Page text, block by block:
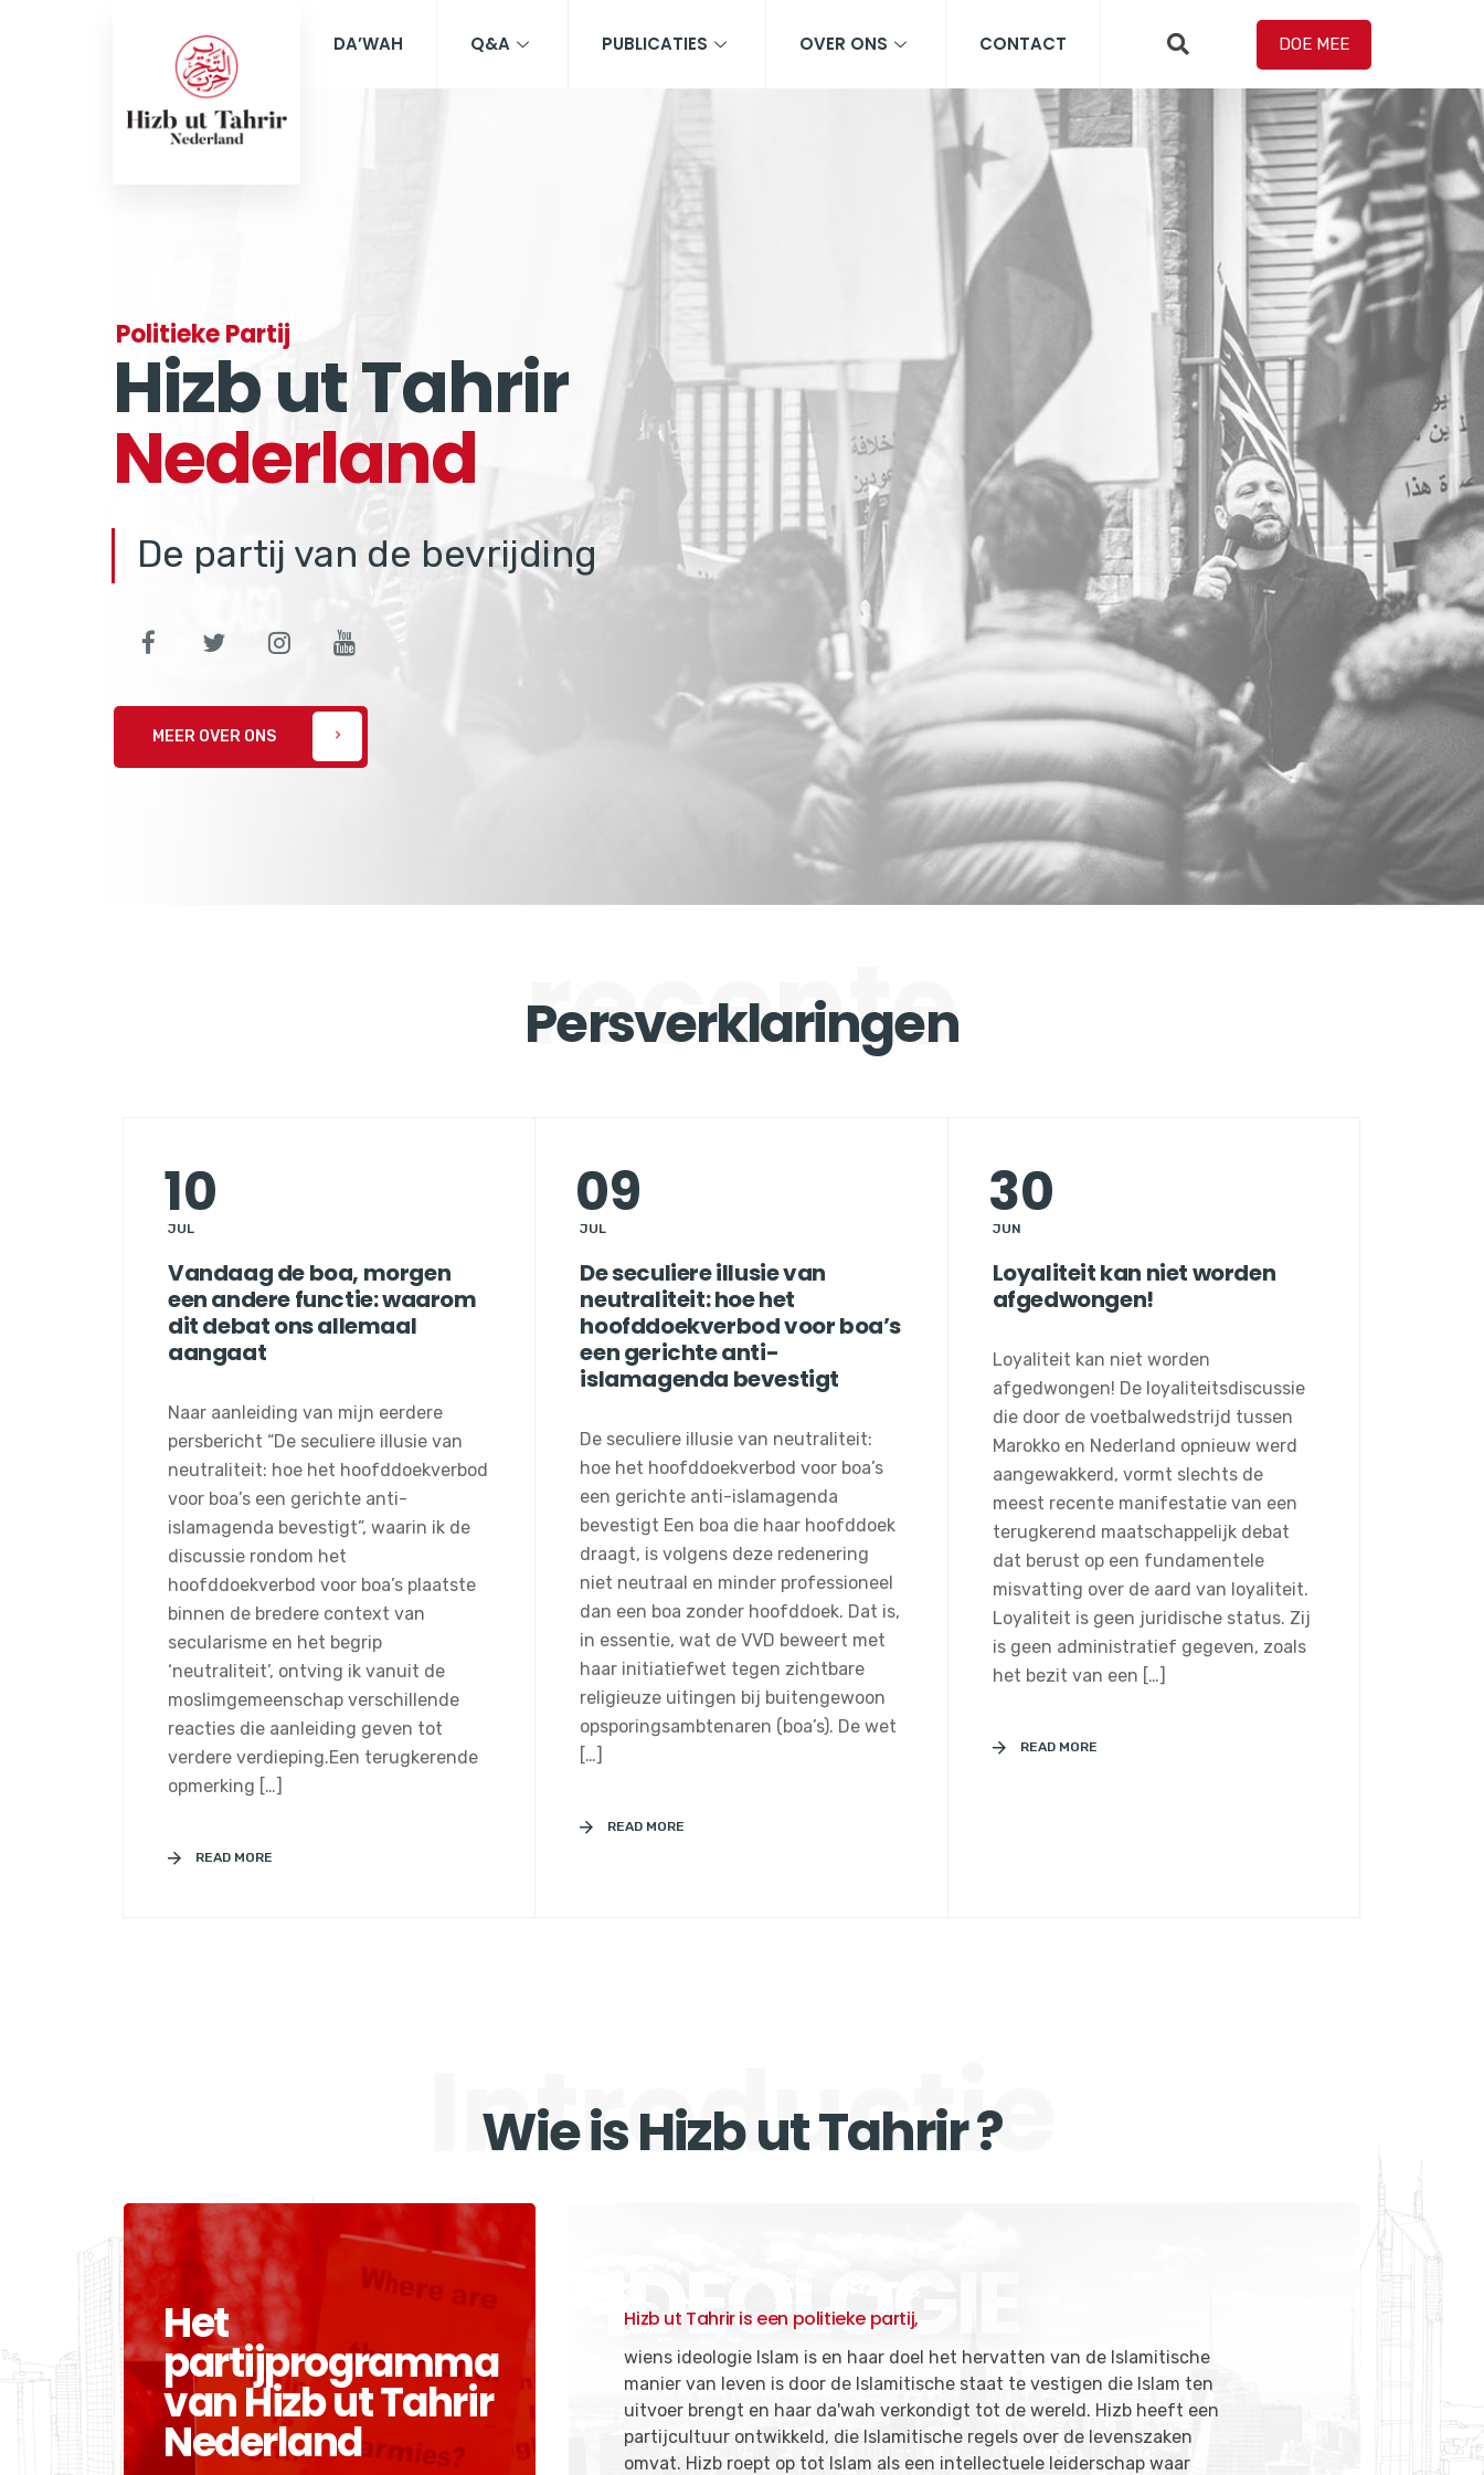
DA’WAH Q&A PUBLICATIES OVER ONS CONTACT DOE MEE
Politieke Partij
Hizb ut Tahrir
Nederland
De partij van de bevrijding
MEER OVER ONS chevron_right
recente
Persverklaringen
10
JUL
Vandaag de boa, morgen
een andere functie: waarom
dit debat ons allemaal
aangaat
Naar aanleiding van mijn eerdere
persbericht “De seculiere illusie van
neutraliteit: hoe het hoofddoekverbod
voor boa’s een gerichte anti-
islamagenda bevestigt”, waarin ik de
discussie rondom het
hoofddoekverbod voor boa’s plaatste
binnen de bredere context van
secularisme en het begrip
‘neutraliteit’, ontving ik vanuit de
moslimgemeenschap verschillende
reacties die aanleiding geven tot
verdere verdieping.Een terugkerende
opmerking […]
READ MORE
09
JUL
De seculiere illusie van
neutraliteit: hoe het
hoofddoekverbod voor boa’s
een gerichte anti-
islamagenda bevestigt
De seculiere illusie van neutraliteit:
hoe het hoofddoekverbod voor boa’s
een gerichte anti-islamagenda
bevestigt Een boa die haar hoofddoek
draagt, is volgens deze redenering
niet neutraal en minder professioneel
dan een boa zonder hoofddoek. Dat is,
in essentie, wat de VVD beweert met
haar initiatiefwet tegen zichtbare
religieuze uitingen bij buitengewoon
opsporingsambtenaren (boa’s). De wet
[…]
READ MORE
30
JUN
Loyaliteit kan niet worden
afgedwongen!
Loyaliteit kan niet worden
afgedwongen! De loyaliteitsdiscussie
die door de voetbalwedstrijd tussen
Marokko en Nederland opnieuw werd
aangewakkerd, vormt slechts de
meest recente manifestatie van een
terugkerend maatschappelijk debat
dat berust op een fundamentele
misvatting over de aard van loyaliteit.
Loyaliteit is geen juridische status. Zij
is geen administratief gegeven, zoals
het bezit van een […]
READ MORE
Introductie
Wie is Hizb ut Tahrir ?
Het
partijprogramma
van Hizb ut Tahrir
Nederland
IDEOLOGIE
Hizb ut Tahrir is een politieke partij,
wiens ideologie Islam is en haar doel het hervatten van de Islamitische
manier van leven is door de Islamitische staat te vestigen die Islam ten
uitvoer brengt en haar da'wah verkondigt tot de wereld. Hizb heeft een
partijcultuur ontwikkeld, die Islamitische regels over de levenszaken
omvat. Hizb roept op tot Islam als een intellectuele leiderschap waar